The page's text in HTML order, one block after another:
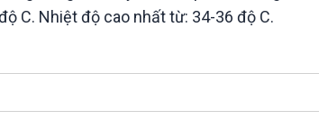
C. Nhiệt độ cao nhất từ: 34-36 độ C.